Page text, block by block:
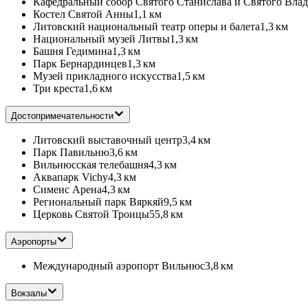
Костел Святой Анны1,1 км
Литовский национальный театр оперы и балета1,3 км
Национальный музей Литвы1,3 км
Башня Гедимина1,3 км
Парк Бернардинцев1,3 км
Музей прикладного искусства1,5 км
Три креста1,6 км
Достопримечательности
Литовский выставочный центр3,4 км
Парк Павильню3,6 км
Вильнюсская телебашня4,3 км
Аквапарк Vichy4,3 км
Сименс Арена4,3 км
Региональный парк Вяркяй9,5 км
Церковь Святой Троицы55,8 км
Аэропорты
Международный аэропорт Вильнюс3,8 км
Вокзалы